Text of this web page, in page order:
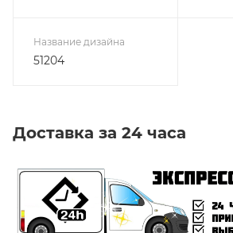
Название дизайна
51204
Доставка за 24 часа